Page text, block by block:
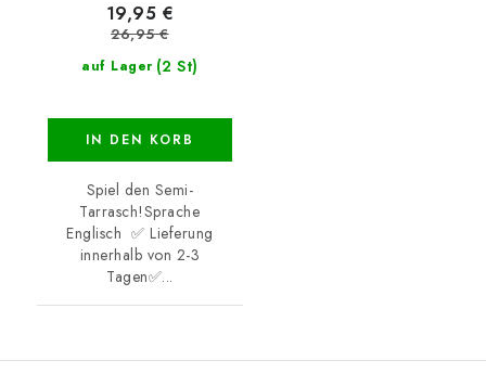
auf Lager (2 St)
19,95 €
26,95 €
IN DEN KORB
Spiel den Semi-
Tarrasch!Sprache
Englisch ✅ Lieferung
innerhalb von 2-3
Tagen✅...